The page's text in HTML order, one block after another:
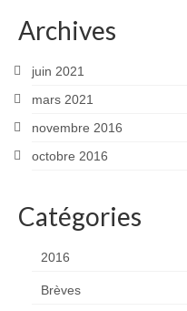
Archives
juin 2021
mars 2021
novembre 2016
octobre 2016
Catégories
2016
Brèves